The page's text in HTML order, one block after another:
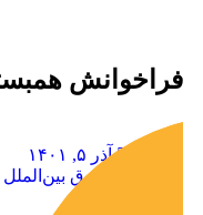
فراخوانش
آذر ۵, ۱۴۰۱
حقوق بین‌الملل